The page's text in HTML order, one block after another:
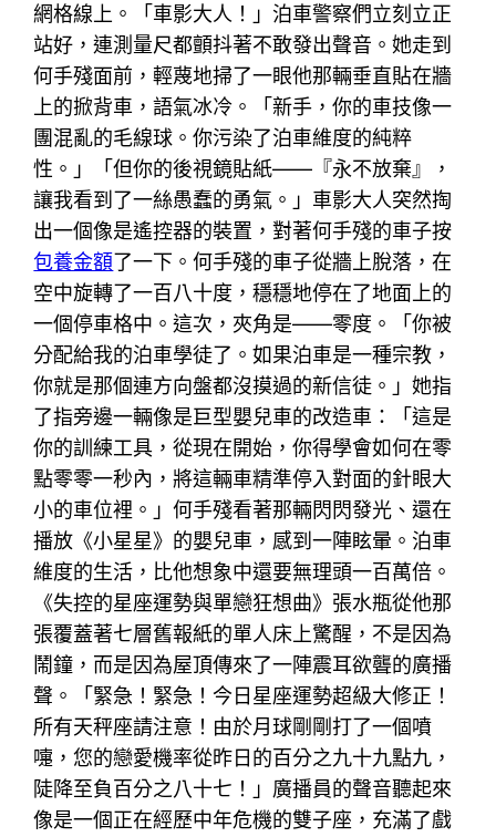
網格線上。「車影大人！」泊車警察們立刻立正
站好，連測量尺都顫抖著不敢發出聲音。她走到
何手殘面前，輕蔑地掃了一眼他那輛垂直貼在牆
上的掀背車，語氣冰冷。「新手，你的車技像一
團混亂的毛線球。你污染了泊車維度的純粹
性。」「但你的後視鏡貼紙——『永不放棄』，
讓我看到了一絲愚蠢的勇氣。」車影大人突然掏
出一個像是遙控器的裝置，對著何手殘的車子按
包養金額了一下。何手殘的車子從牆上脫落，在
空中旋轉了一百八十度，穩穩地停在了地面上的
一個停車格中。這次，夾角是——零度。「你被
分配給我的泊車學徒了。如果泊車是一種宗教，
你就是那個連方向盤都沒摸過的新信徒。」她指
了指旁邊一輛像是巨型嬰兒車的改造車：「這是
你的訓練工具，從現在開始，你得學會如何在零
點零零一秒內，將這輛車精準停入對面的針眼大
小的車位裡。」何手殘看著那輛閃閃發光、還在
播放《小星星》的嬰兒車，感到一陣眩暈。泊車
維度的生活，比他想象中還要無理頭一百萬倍。
《失控的星座運勢與單戀狂想曲》張水瓶從他那
張覆蓋著七層舊報紙的單人床上驚醒，不是因為
鬧鐘，而是因為屋頂傳來了一陣震耳欲聾的廣播
聲。「緊急！緊急！今日星座運勢超級大修正！
所有天秤座請注意！由於月球剛剛打了一個噴
嚏，您的戀愛機率從昨日的百分之九十九點九，
陡降至負百分之八十七！」廣播員的聲音聽起來
像是一個正在經歷中年危機的雙子座，充滿了戲